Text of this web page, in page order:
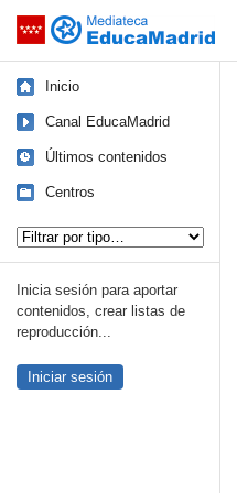
Saltar navegación
Inicio
Canal EducaMadrid
Últimos contenidos
Centros
Inicia sesión para aportar
contenidos, crear listas de
reproducción...
Iniciar sesión